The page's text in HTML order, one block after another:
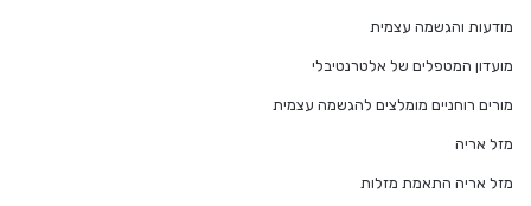
מודעות והגשמה עצמית
מועדון המטפלים של אלטרנטיבלי
מורים רוחניים מומלצים להגשמה עצמית
מזל אריה
מזל אריה התאמת מזלות